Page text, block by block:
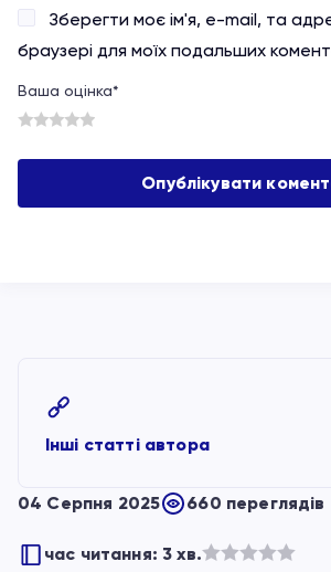
Зберегти моє ім'я, e-mail, та
браузері для моїх подальших
Ваша оцінка*
4
3
2
1
Інші статті автора
04 Серпня 2025 660 переглядів
час читання: 3 хв.